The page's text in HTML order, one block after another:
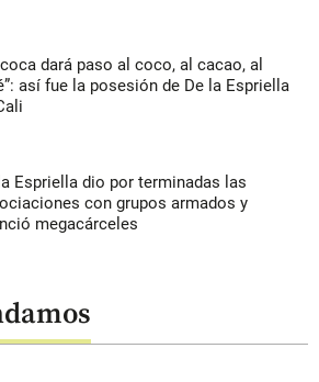
coca dará paso al coco, al cacao, al
así fue la posesión de De la Espriella
Espriella dio por terminadas las
con grupos armados y
megacárceles